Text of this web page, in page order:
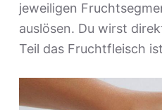
jeweiligen
auslösen. Du wirst
Teil das Fruchtfleisch